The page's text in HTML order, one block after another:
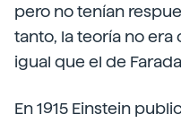
pero no tenían
tanto, la teoría no era
igual que el de
En 1915 Einstein